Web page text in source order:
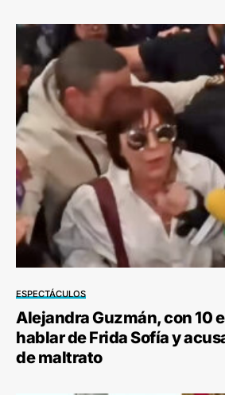
ESPECTÁCULOS
Alejandra Guzmán, con 10
hablar de Frida Sofía y
de maltrato